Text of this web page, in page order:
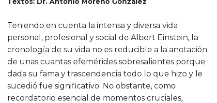
Teniendo en cuenta la intensa y diversa vida
personal, profesional y social de Albert Einstein, la
cronología de su vida no es reducible a la anotación
de unas cuantas efemérides sobresalientes porque
dada su fama y trascendencia todo lo que hizo y le
sucedió fue significativo. No obstante, como
recordatorio esencial de momentos cruciales,